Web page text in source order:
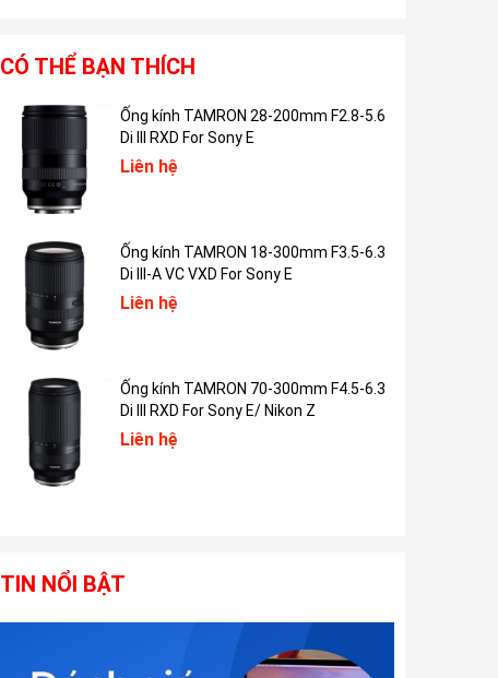
CÓ THỂ BẠN THÍCH
Ống kính TAMRON 28-200mm F2.8-5.6
Di III RXD For Sony E
Liên hệ
Ống kính TAMRON 18-300mm F3.5-6.3
Di III-A VC VXD For Sony E
Liên hệ
Ống kính TAMRON 70-300mm F4.5-6.3
Di III RXD For Sony E/ Nikon Z
Liên hệ
TIN NỔI BẬT